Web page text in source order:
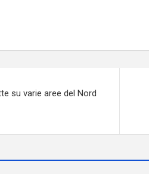
su varie aree del Nord